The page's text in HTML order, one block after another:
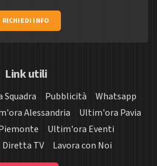
RICHIEDI INFO
Link utili
Squadra Pubblicità
Whatsapp
Alessandria
Ultim'ora Pavia
Ultim'ora Eventi
Diretta TV Lavora con Noi